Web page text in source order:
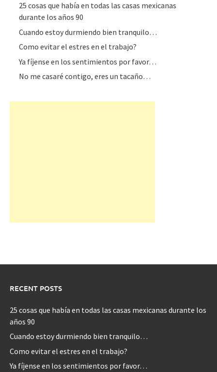
25 cosas que había en todas las casas mexicanas
durante los años 90
Cuando estoy durmiendo bien tranquilo…
Como evitar el estres en el trabajo?
Ya fíjense en los sentimientos por favor…
No me casaré contigo, eres un tacaño…
RECENT POSTS
25 cosas que había en todas las casas mexicanas durante los
años 90
Cuando estoy durmiendo bien tranquilo…
Como evitar el estres en el trabajo?
Ya fíjense en los sentimientos por favor…